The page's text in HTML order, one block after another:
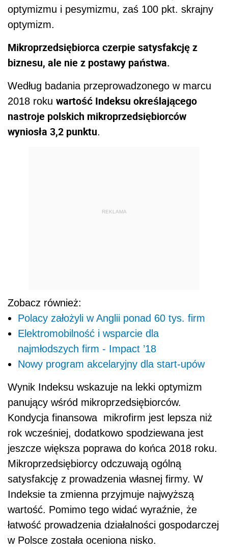
optymizmu i pesymizmu, zaś 100 pkt. skrajny
optymizm.
Mikroprzedsiębiorca czerpie satysfakcję z
biznesu, ale nie z postawy państwa.
Według badania przeprowadzonego w marcu
2018 roku wartość Indeksu określającego
nastroje polskich mikroprzedsiębiorców
wyniosła 3,2 punktu.
REKLAMA
Zobacz również:
Polacy założyli w Anglii ponad 60 tys. firm
Elektromobilność i wsparcie dla
najmłodszych firm - Impact ’18
Nowy program akcelaryjny dla start-upów
Wynik Indeksu wskazuje na lekki optymizm
panujący wśród mikroprzedsiębiorców.
Kondycja finansowa mikrofirm jest lepsza niż
rok wcześniej, dodatkowo spodziewana jest
jeszcze większa poprawa do końca 2018 roku.
Mikroprzedsiębiorcy odczuwają ogólną
satysfakcję z prowadzenia własnej firmy. W
Indeksie ta zmienna przyjmuje najwyższą
wartość. Pomimo tego widać wyraźnie, że
łatwość prowadzenia działalności gospodarczej
w Polsce została oceniona nisko.